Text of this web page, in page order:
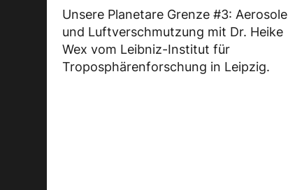
Unsere Planetare Grenze #3: Aerosole
und Luftverschmutzung mit Dr. Heike
Wex vom Leibniz-Institut für
Troposphärenforschung in Leipzig.